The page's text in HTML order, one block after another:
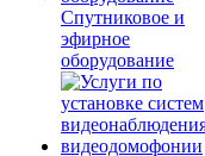
Спутниковое и
эфирное
оборудование